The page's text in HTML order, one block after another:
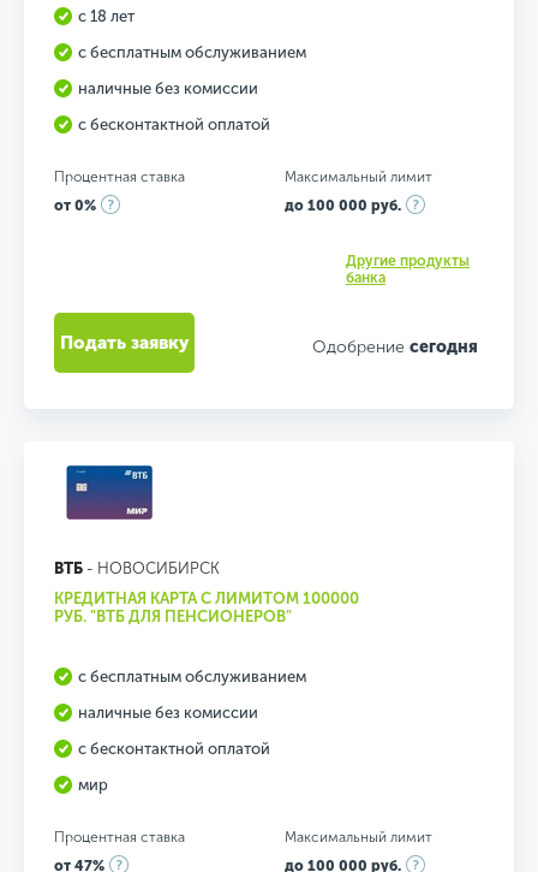
с 18 лет
с бесплатным обслуживанием
наличные без комиссии
с бесконтактной оплатой
Процентная ставка
от 0%
Максимальный лимит
до 100 000 руб.
Другие продукты
банка
Одобрение сегодня
Подать заявку
ВТБ - НОВОСИБИРСК
КРЕДИТНАЯ КАРТА С ЛИМИТОМ 100000
РУБ. "ВТБ ДЛЯ ПЕНСИОНЕРОВ"
с бесплатным обслуживанием
наличные без комиссии
с бесконтактной оплатой
мир
Процентная ставка
от 47%
Максимальный лимит
до 100 000 руб.